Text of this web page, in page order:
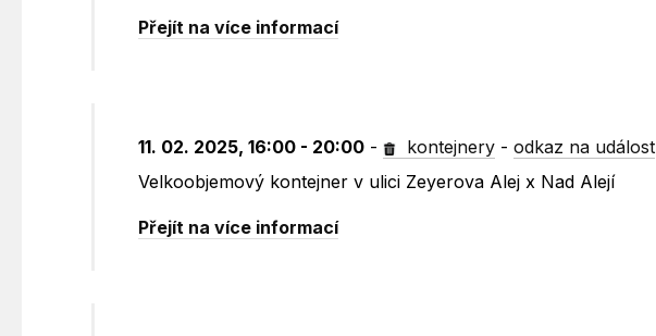
Přejít na více informací
11. 02. 2025, 16:00 - 20:00 - kontejnery -odkaz na událost
Velkoobjemový kontejner v ulici Zeyerova Alej x Nad Alejí
Přejít na více informací